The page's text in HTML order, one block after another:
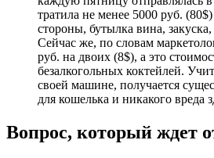
тратила не менее 5000 руб.
стороны, бутылка вина, закуска,
Сейчас же, по словам
руб. на двоих (8$), а это
безалкогольных коктейлей.
своей машине, получается
для кошелька и никакого вреда
Вопрос, который ждет